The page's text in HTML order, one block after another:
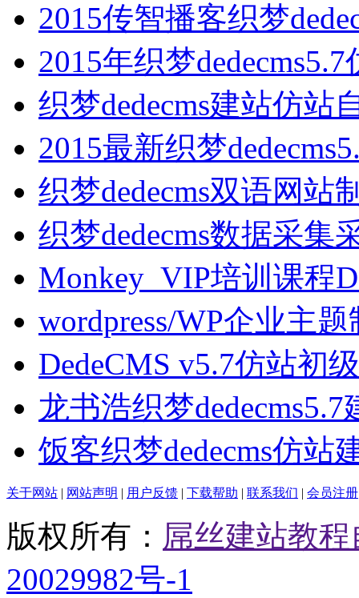
2015传智播客织梦
2015年织梦dedecms5.7
织梦dedecms建站仿站
2015最新织梦
织梦dedecms双语网站
织梦dedecms数据采集
Monkey_VIP培训课程
wordpress/WP企业主
DedeCMS v5.7仿站初
龙书浩织梦dedecms5.7
饭客织梦dedecms仿站
关于网站 | 网站声明 | 用户反馈 | 下载帮助 | 联系我们 | 会员注册
版权所有： 屌丝建站教
20029982号-1